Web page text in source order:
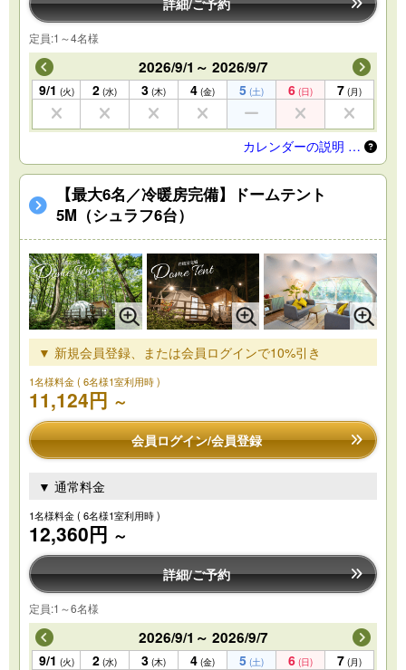
詳細/ご予約
定員:1～4名様
2026/9/1～ 2026/9/7
9/1 (火) 2 (水) 3 (木) 4 (金) 5 (土) 6 (日) 7 (月)
カレンダーの説明 …
【最大6名／冷暖房完備】ドームテント
5M（シュラフ6台）
▼ 新規会員登録、または会員ログインで10%引き
1名様料金( 6名様1室利用時 )
11,124円 ～
会員ログイン/会員登録
▼ 通常料金
1名様料金( 6名様1室利用時 )
12,360円 ～
詳細/ご予約
定員:1～6名様
2026/9/1～ 2026/9/7
9/1 (火) 2 (水) 3 (木) 4 (金) 5 (土) 6 (日) 7 (月)